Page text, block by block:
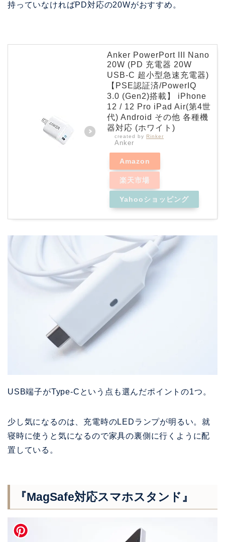
持っていなければPD対応の20Wがおすすめ。
Anker PowerPort III Nano
20W (PD 充電器 20W
USB-C 超小型急速充電器)
【PSE認証済/PowerIQ
3.0 (Gen2)搭載】 iPhone
12 / 12 Pro iPad Air(第4世
代) Android その他 各種機
器対応 (ホワイト)
created by Rinker
Anker
Amazon
楽天市場
Yahooショッピング
USB端子がType-Cという点も選んだポイントの1つ。
少し気になるのは、充電時のLEDランプが明るい。就
寝時に使うと気になるので家具の裏側に行くように配
置している。
『MagSafe対応スマホスタンド』